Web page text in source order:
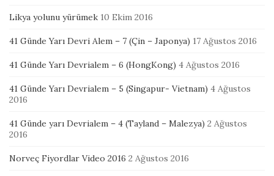
Likya yolunu yürümek 10 Ekim 2016
41 Günde Yarı Devri Alem – 7 (Çin – Japonya) 17 Ağustos 2016
41 Günde Yarı Devrialem – 6 (HongKong) 4 Ağustos 2016
41 Günde Yarı Devrialem – 5 (Singapur- Vietnam) 4 Ağustos
2016
41 Günde yarı Devrialem – 4 (Tayland – Malezya) 2 Ağustos
2016
Norveç Fiyordlar Video 2016 2 Ağustos 2016